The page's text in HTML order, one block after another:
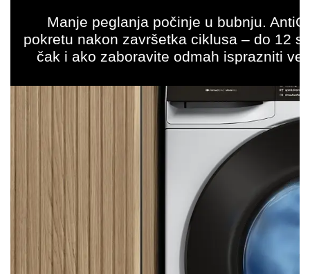
Manje peglanja počinje u bubnju.
pokretu nakon završetka ciklusa – do 12
čak i ako zaboravite odmah isprazniti